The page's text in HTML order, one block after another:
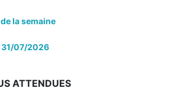
la semaine
31/07/2026
ATTENDUES